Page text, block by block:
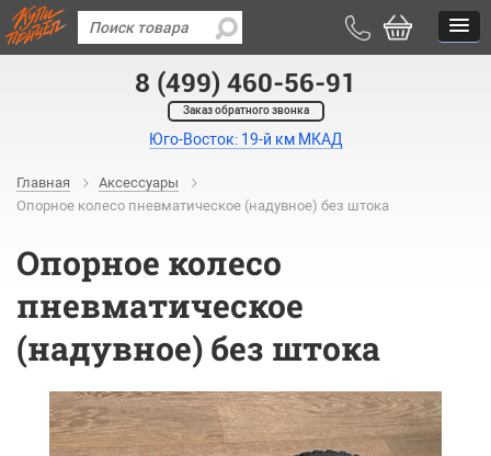
8 (499) 460-56-91
Заказ обратного звонка
Юго-Восток: 19-й км МКАД
Главная
Аксессуары
Опорное колесо пневматическое (надувное) без штока
Опорное колесо
пневматическое
(надувное) без штока